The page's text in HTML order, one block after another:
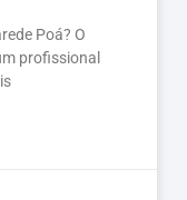
Poá? O
profissional